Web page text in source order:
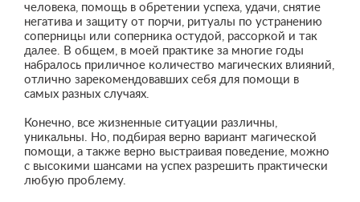
человека, помощь в обретении успеха, удачи, снятие
негатива и защиту от порчи, ритуалы по устранению
соперницы или соперника остудой, рассоркой и так
далее. В общем, в моей практике за многие годы
набралось приличное количество магических влияний,
отлично зарекомендовавших себя для помощи в
самых разных случаях.
Конечно, все жизненные ситуации различны,
уникальны. Но, подбирая верно вариант магической
помощи, а также верно выстраивая поведение, можно
с высокими шансами на успех разрешить практически
любую проблему.